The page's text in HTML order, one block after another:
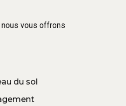
vous offrons
du sol